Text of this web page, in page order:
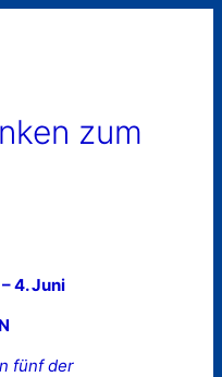
zum
4. Juni
fünf der